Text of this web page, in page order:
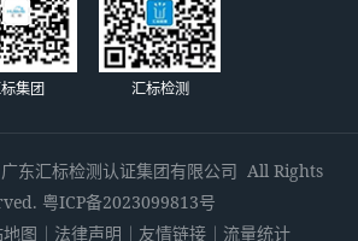
集团 汇标检测
东汇标检测认证集团有限公司 All Rights
粤ICP备2023099813号
图 法律声明 友情链接 流量统计